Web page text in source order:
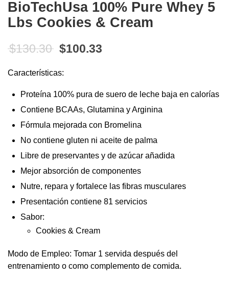
0de
5
based on
0
customer
BioTechUsa 100% Pure Whey 5
Lbs Cookies & Cream
$130.30 El precio original era: $130.30.
$100.33
Características:
Proteína 100% pura de suero de leche baja en calorías
Contiene BCAAs, Glutamina y Arginina
Fórmula mejorada con Bromelina
No contiene gluten ni aceite de palma
Libre de preservantes y de azúcar añadida
Mejor absorción de componentes
Nutre, repara y fortalece las fibras musculares
Presentación contiene 81 servicios
Sabor:
Cookies & Cream
Modo de Empleo: Tomar 1 servida después del
entrenamiento o como complemento de comida.